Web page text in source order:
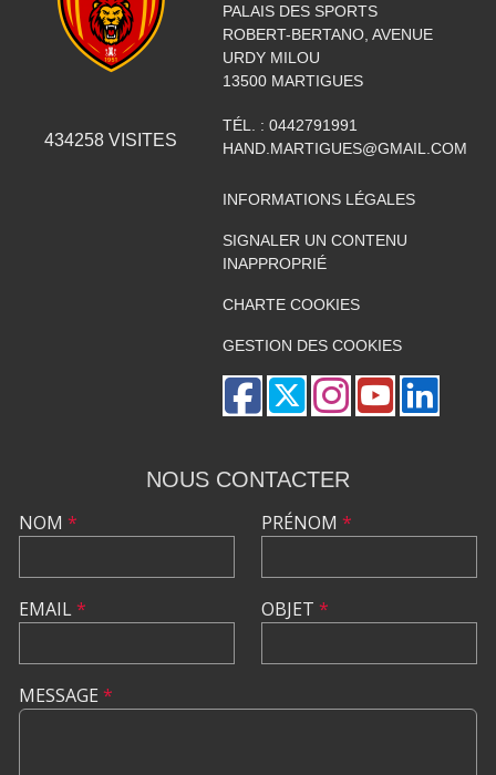
434258 VISITES
PALAIS DES SPORTS
ROBERT-BERTANO, AVENUE
URDY MILOU
13500 MARTIGUES
TÉL. : 0442791991
HAND.MARTIGUES@GMAIL.COM
INFORMATIONS LÉGALES
SIGNALER UN CONTENU
INAPPROPRIÉ
CHARTE COOKIES
GESTION DES COOKIES
NOUS CONTACTER
NOM *
EMAIL*
PRÉNOM *
OBJET *
MESSAGE *